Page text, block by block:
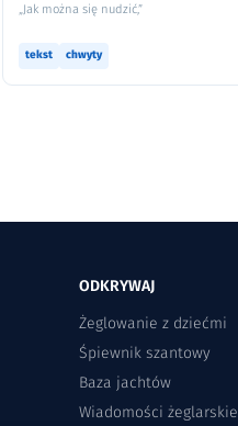
„Jak można się nudzić,”
tekst chwyty
ODKRYWAJ
Żeglowanie z dziećmi
Śpiewnik szantowy
Baza jachtów
Wiadomości żeglarskie